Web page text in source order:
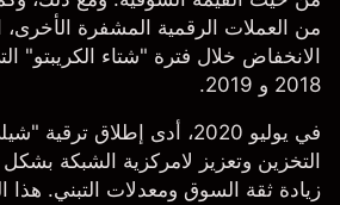
الانخفاض خلال فترة "شتاء الكريبتو"
2018 و 2019.
في يوليو 2020، أدى إطلاق
التخزين وتعزيز لامركزية الشبكة
زيادة ثقة السوق ومعدلات التبني. هذا